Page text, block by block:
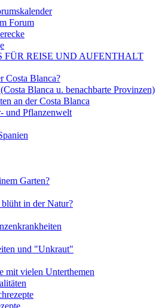
Forum
FÜR REISE UND AUFENTHALT
Costa Blanca?
Blanca u. benachbarte Provinzen)
an der Costa Blanca
und Pflanzenwelt
Garten?
in der Natur?
und "Unkraut"
mit vielen Unterthemen